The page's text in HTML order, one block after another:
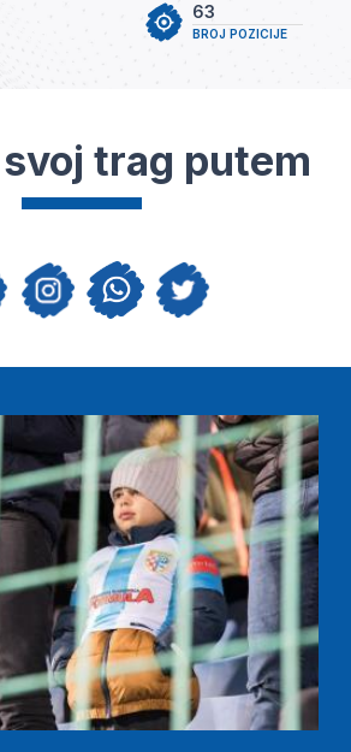
BROJ POZICIJE
63
trag putem